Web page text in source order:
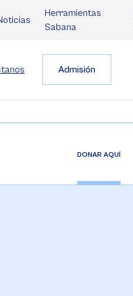
Herramientas
Sabana
Admisión
DONAR AQUÍ